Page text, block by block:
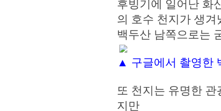
후빙기에 일어난 화
의 호수 천지가 생겨
백두산 남쪽으로는
▲ 구글에서 촬영한
또 천지는 유명한
지만